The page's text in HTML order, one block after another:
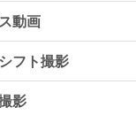
動画
フト撮影
影